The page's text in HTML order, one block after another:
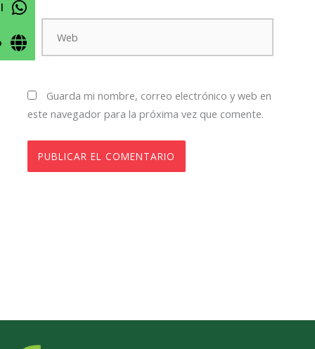
Web
Guarda mi nombre, correo electrónico y web en
este navegador para la próxima vez que comente.